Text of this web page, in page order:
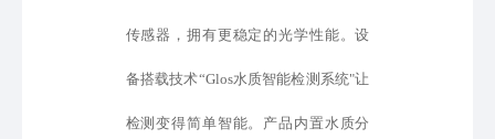
传感器，拥有更稳定的光学性能。设
备搭载技术“Glos水质智能检测系统"让
检测变得简单智能。产品内置水质分